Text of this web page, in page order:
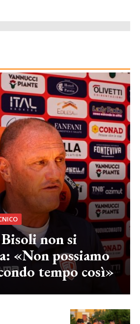
non si
«Non possiamo
tempo così»